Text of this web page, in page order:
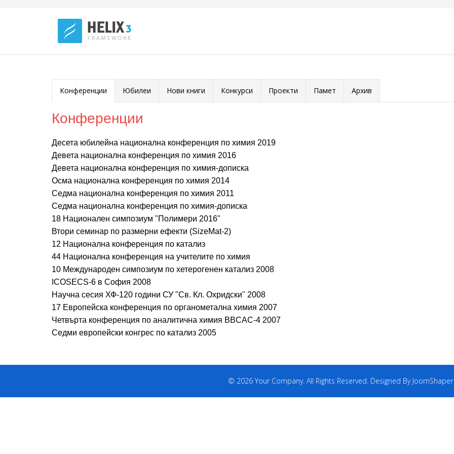
Конференции Юбилеи Нови книги Конкурси Проекти Памет Архив
Конференции
Десета юбилейна национална конференция по химия 2019
Девета национална конференция по химия 2016
Девета национална конференция по химия-дописка
Осма национална конференция по химия 2014
Седма национална конференция по химия 2011
Седма национална конференция по химия-дописка
18 Национален симпозиум "Полимери 2016"
Втори семинар по размерни ефекти (SizeMat-2)
12 Национална конференция по катализ
44 Национална конференция на учителите по химия
10 Международен симпозиум по хетерогенен катализ 2008
ICOSECS-6 в София 2008
Научна сесия ХФ-120 години СУ "Св. Кл. Охридски" 2008
17 Европейска конференция по органометална химия 2007
Четвърта конференция по аналитична химия BBCAC-4 2007
Седми европейски конгрес по катализ 2005
© 2026 Your Company. All Rights Reserved. Designed By JoomShaper